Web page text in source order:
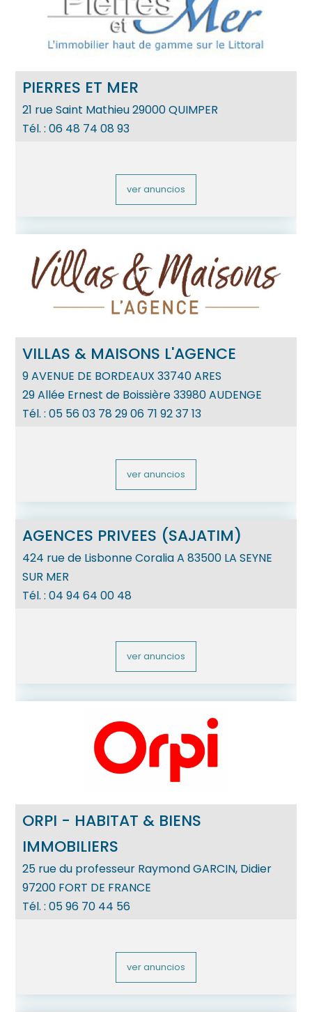
PIERRES ET MER
21 rue Saint Mathieu29000QUIMPER
Tél. :06 48 74 08 93
ver anuncios
VILLAS & MAISONS L'AGENCE
9 AVENUE DE BORDEAUX 33740ARES
29 Allée Ernest de Boissière 33980 AUDENGE
Tél. :05 56 03 78 29 06 71 92 37 13
ver anuncios
AGENCES PRIVEES (SAJATIM)
424 rue de Lisbonne Coralia A 83500 LA SEYNE
SUR MER
Tél. :04 94 64 00 48
ver anuncios
ORPI - HABITAT & BIENS
IMMOBILIERS
25 rue du professeur Raymond GARCIN, Didier
97200 FORT DE FRANCE
Tél. :05 96 70 44 56
ver anuncios